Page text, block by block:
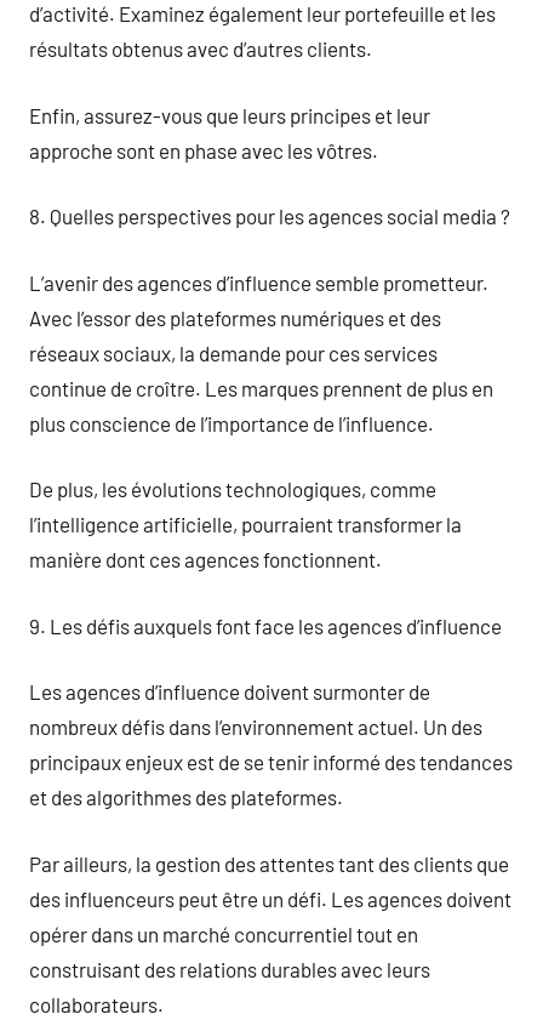
d’activité. Examinez également leur portefeuille et les
résultats obtenus avec d’autres clients.
Enfin, assurez-vous que leurs principes et leur
approche sont en phase avec les vôtres.
8. Quelles perspectives pour les agences social media ?
L’avenir des agences d’influence semble prometteur.
Avec l’essor des plateformes numériques et des
réseaux sociaux, la demande pour ces services
continue de croître. Les marques prennent de plus en
plus conscience de l’importance de l’influence.
De plus, les évolutions technologiques, comme
l’intelligence artificielle, pourraient transformer la
manière dont ces agences fonctionnent.
9. Les défis auxquels font face les agences d’influence
Les agences d’influence doivent surmonter de
nombreux défis dans l’environnement actuel. Un des
principaux enjeux est de se tenir informé des tendances
et des algorithmes des plateformes.
Par ailleurs, la gestion des attentes tant des clients que
des influenceurs peut être un défi. Les agences doivent
opérer dans un marché concurrentiel tout en
construisant des relations durables avec leurs
collaborateurs.